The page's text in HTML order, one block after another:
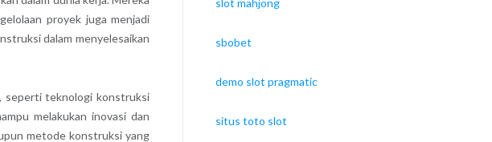
proyek juga menjadi
dalam menyelesaikan
seperti teknologi konstruksi
melakukan inovasi dan
metode konstruksi yang
sbobet
demo slot pragmatic
situs toto slot